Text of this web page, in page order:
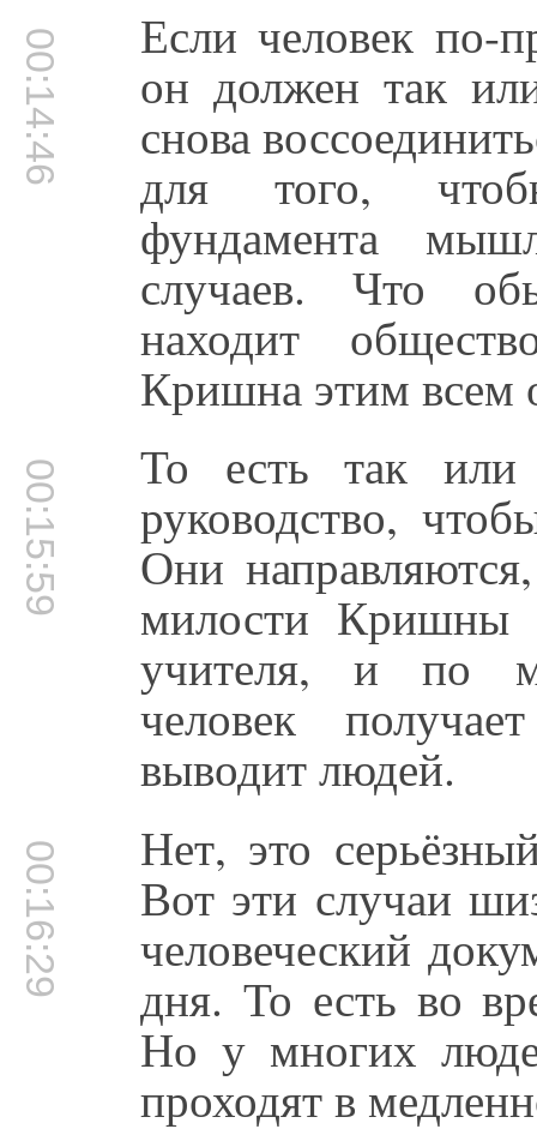
00:14:46 Если человек по-
он должен так
снова
для того,
фундамента
случаев. Что
находит
Кришна этим всем
00:15:59 То есть так
руководство,
Они
милости Кришны
учителя, и по
человек
выводит людей.
00:16:29 Нет, это
Вот эти случаи
человеческий
дня. То есть во
Но у многих
проходят в